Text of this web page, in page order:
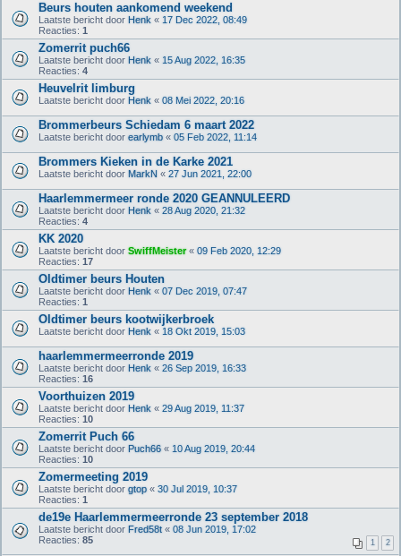
Beurs houten aankomend weekend
Laatste bericht door Henk « 17 Dec 2022, 08:49
Reacties: 1
Zomerrit puch66
Laatste bericht door Henk « 15 Aug 2022, 16:35
Reacties: 4
Heuvelrit limburg
Laatste bericht door Henk « 08 Mei 2022, 20:16
Brommerbeurs Schiedam 6 maart 2022
Laatste bericht door earlymb « 05 Feb 2022, 11:14
Brommers Kieken in de Karke 2021
Laatste bericht door MarkN « 27 Jun 2021, 22:00
Haarlemmermeer ronde 2020 GEANNULEERD
Laatste bericht door Henk « 28 Aug 2020, 21:32
Reacties: 4
KK 2020
Laatste bericht door SwiffMeister« 09 Feb 2020, 12:29
Reacties: 17
Oldtimer beurs Houten
Laatste bericht door Henk « 07 Dec 2019, 07:47
Reacties: 1
Oldtimer beurs kootwijkerbroek
Laatste bericht door Henk « 18 Okt 2019, 15:03
haarlemmermeerronde 2019
Laatste bericht door Henk « 26 Sep 2019, 16:33
Reacties: 16
Voorthuizen 2019
Laatste bericht door Henk « 29 Aug 2019, 11:37
Reacties: 10
Zomerrit Puch 66
Laatste bericht door Puch66 « 10 Aug 2019, 20:44
Reacties: 10
Zomermeeting 2019
Laatste bericht door gtop« 30 Jul 2019, 10:37
Reacties: 1
de19e Haarlemmermeerronde 23 september 2018
Laatste bericht door Fred58t « 08 Jun 2019, 17:02
Reacties: 85 1 2